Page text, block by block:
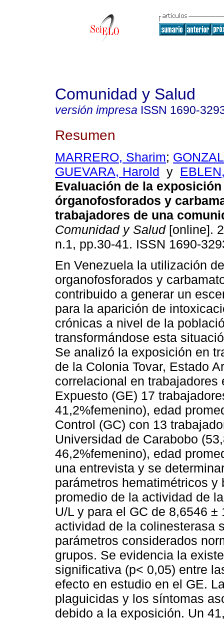
Comunidad y Salud
versión impresa ISSN 1690-
Resumen
MARRERO, Sharim;
GUEVARA, Harold y
Evaluación de la exposición
órganofosforados y
trabajadores de una
Comunidad y Salud[online].
n.1, pp.30-41. ISSN 1690-
En Venezuela la utilización de
organofosforados y
contribuido a generar un
para la aparición de
crónicas a nivel de la
transformándose esta
Se analizó la exposición en
de la Colonia Tovar, Estado
correlacional en
Expuesto (GE) 17
41,2%femenino), edad
Control (GC) con 13
Universidad de Carabobo
46,2%femenino), edad
una entrevista y se
parámetros hematimétricos
promedio de la actividad de
U/L y para el GC de 8,6546
actividad de la colinesterasa
parámetros considerados
grupos. Se evidencia la
significativa (p< 0,05) entre
efecto en estudio en el GE.
plaguicidas y los síntomas
debido a la exposición. Un